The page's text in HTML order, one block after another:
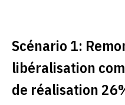
Scénario 1:
libéralisation
de réalisation